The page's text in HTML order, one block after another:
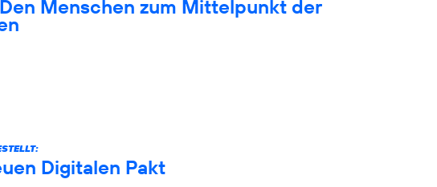
Menschen zum Mittelpunkt der
Digitalen Pakt